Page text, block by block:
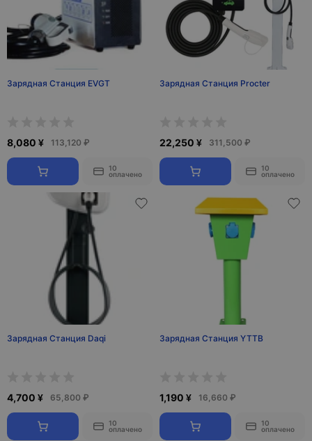
Зарядная Станция EVGT
8,080 ¥ 113,120 ₽
10
оплачено
Зарядная Станция Procter
22,250 ¥ 311,500 ₽
10
оплачено
Зарядная Станция Daqi
4,700 ¥ 65,800 ₽
10
оплачено
Зарядная Станция YTTB
1,190 ¥ 16,660 ₽
10
оплачено